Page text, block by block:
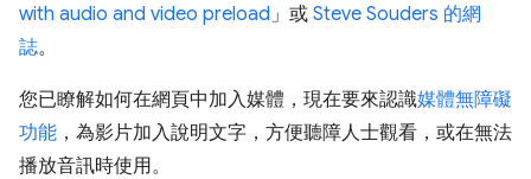
with audio and video preload 」或 Steve Souders 的網
誌。
您已瞭解如何在網頁中加入媒體，現在要來認識媒體無障礙
功能 ，為影片加入說明文字，方便聽障人士觀看，或在無法
播放音訊時使用。